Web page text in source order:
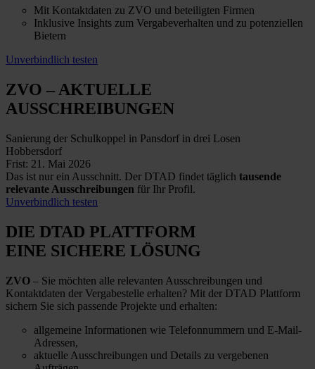
Mit Kontaktdaten zu ZVO und beteiligten Firmen
Inklusive Insights zum Vergabeverhalten und zu potenziellen
Bietern
Unverbindlich testen
ZVO – AKTUELLE
AUSSCHREIBUNGEN
Sanierung der Schulkoppel in Pansdorf in drei Losen
Hobbersdorf
Frist: 21. Mai 2026
Das ist nur ein Ausschnitt. Der DTAD findet täglich tausende
relevante Ausschreibungen für Ihr Profil.
Unverbindlich testen
DIE DTAD PLATTFORM
EINE SICHERE LÖSUNG
ZVO – Sie möchten alle relevanten Ausschreibungen und
Kontaktdaten der Vergabestelle erhalten? Mit der DTAD Plattform
sichern Sie sich passende Projekte und erhalten:
allgemeine Informationen wie Telefonnummern und E-Mail-
Adressen,
aktuelle Ausschreibungen und Details zu vergebenen